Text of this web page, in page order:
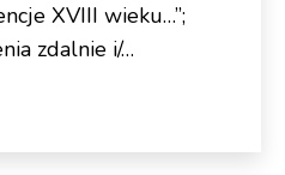
XVIII wieku…”;
zdalnie i/…